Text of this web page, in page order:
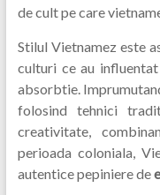
de cult pe care
Stilul Vietnamez este
culturi ce au
absorbtie.
folosind tehnici
creativitate,
perioada coloniala,
autentice pepiniere de